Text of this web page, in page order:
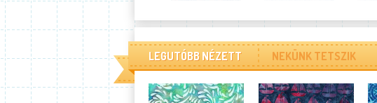
LEGUTÓBB NÉZETT NEKÜNK TETSZIK